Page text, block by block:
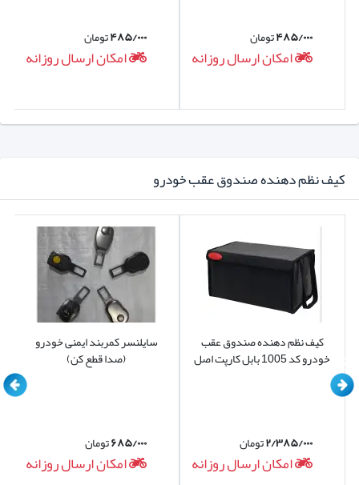
۴۸۵/۰۰۰تومان
امکان ارسال روزانه
۴۸۵/۰۰۰تومان
امکان ارسال روزانه
کیف نظم دهنده صندوق عقب خودرو
سایلنسر کمربند ایمنی خودرو
(صدا قطع کن)
۶۸۵/۰۰۰تومان
امکان ارسال روزانه
کیف نظم دهنده صندوق عقب
خودرو کد 1005 بابل کارپت اصل
۲/۳۸۵/۰۰۰تومان
امکان ارسال روزانه